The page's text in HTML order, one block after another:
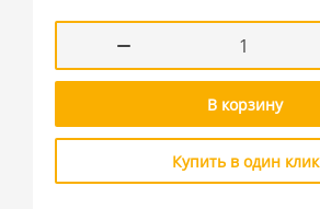
В корзину
Купить в один клик